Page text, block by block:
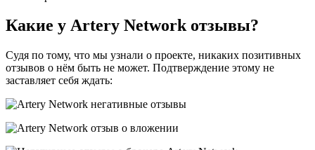
Какие у Artery Network отзывы?
Судя по тому, что мы узнали о проекте, никаких позитивных
отзывов о нём быть не может. Подтверждение этому не
заставляет себя ждать: